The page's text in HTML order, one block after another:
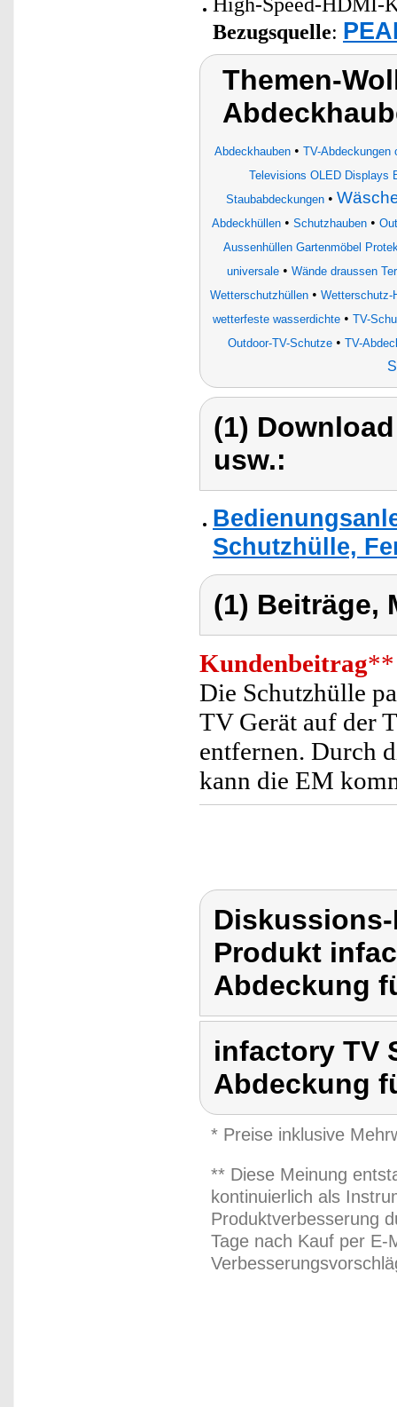
Bezugsquelle:
Themen-
Abdeckhauben • TV-Abdeckungen
Televisions OLED Displays
Staubabdeckungen•
Abdeckhüllen• Schutzhauben•
Aussenhüllen Gartenmöbel
universale • Wände draussen
Wetterschutzhüllen• Wetterschutz-
wetterfeste wasserdichte• TV-
Outdoor-TV-Schutze • TV-
(1)
usw.:
Schutzhülle,
(1) Beiträge,
Kundenbeitrag**
Die Schutzhülle
TV Gerät auf der
entfernen. Durch
kann die EM
Produkt
Abdeckung
infactory TV
Abdeckung
* Preise inklusive
** Diese Meinung
kontinuierlich als
Produktverbesserung
Tage nach Kauf per E-